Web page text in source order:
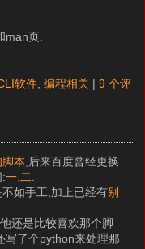
man页.
软件 编程相关 | 9 个评
本 ,后来百度曾经更换
:一 二
如手工,加上已经有别
还是比较喜欢那个脚
写了个python来处理那